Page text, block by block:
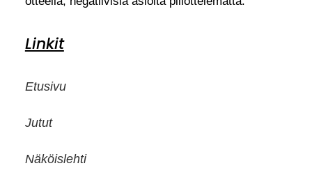
Linkit
Etusivu
Jutut
Näköislehti